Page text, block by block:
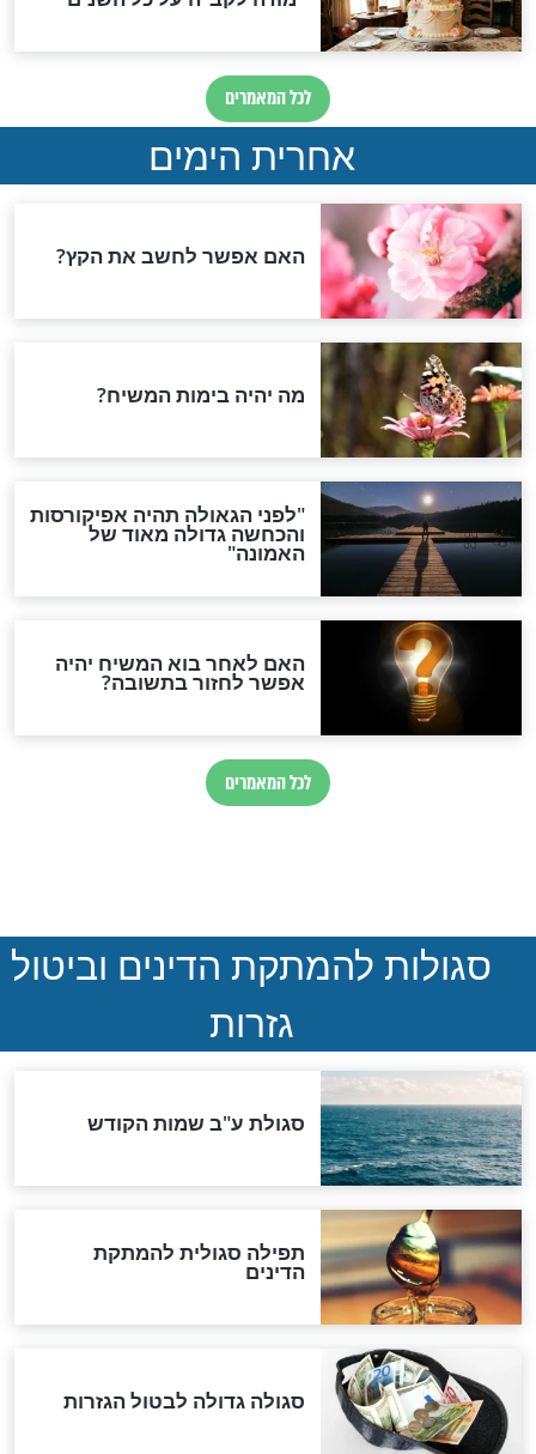
כדי לתקן
נצלו את הרגע הזה לצמיחה
גלילי נייר
וידאו
חדשות יהדות
הותר לפרסום: לוחמי מילואים
נהרגו בדרום לבנון
ההסכם החשאי של טראמפ
סימני שאלה
שורדת השואה שחוגגת 100:
"מודה לקב"ה על כל השנים"
לכל המאמרים
אחרית הימים
האם אפשר לחשב את הקץ?